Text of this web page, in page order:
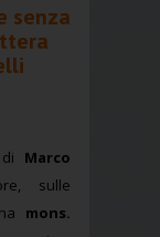
senza
Marco
sulle
mons.